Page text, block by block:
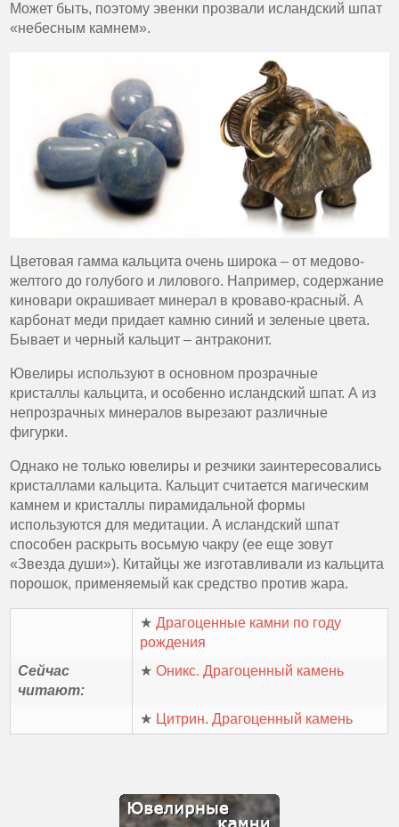
Может быть, поэтому эвенки прозвали исландский шпат
«небесным камнем».
Цветовая гамма кальцита очень широка – от медово-
желтого до голубого и лилового. Например, содержание
киновари окрашивает минерал в кроваво-красный. А
карбонат меди придает камню синий и зеленые цвета.
Бывает и черный кальцит – антраконит.
Ювелиры используют в основном прозрачные
кристаллы кальцита, и особенно исландский шпат. А из
непрозрачных минералов вырезают различные
фигурки.
Однако не только ювелиры и резчики заинтересовались
кристаллами кальцита. Кальцит считается магическим
камнем и кристаллы пирамидальной формы
используются для медитации. А исландский шпат
способен раскрыть восьмую чакру (ее еще зовут
«Звезда души»). Китайцы же изготавливали из кальцита
порошок, применяемый как средство против жара.
★Драгоценные камни по году
рождения
Сейчас
читают:
★Оникс. Драгоценный камень
★ Цитрин. Драгоценный камень